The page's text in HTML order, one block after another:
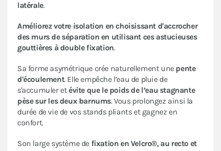
latérale.
Améliorez votre isolation en choisissant d'accrocher
des murs de séparation en utilisant ces astucieuses
gouttières à double fixation.
Sa forme asymétrique crée naturellement une pente
d'écoulement. Elle empêche l’eau de pluie de
s'accumuler etévite que le poids de l’eau stagnante
pèse sur les deux barnums. Vous prolongez ainsi la
durée de vie de vos stands pliants et gagnez en
confort.
Son large système de fixation en Velcro®, au recto et